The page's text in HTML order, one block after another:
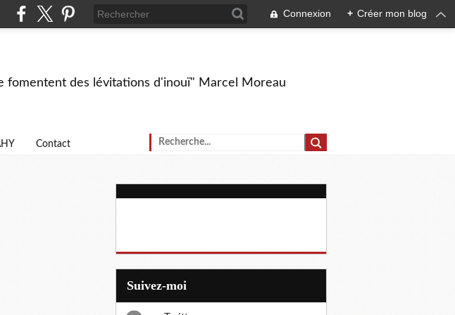
Connexion + Créer mon blog
fomentent des lévitations d'inouï" Marcel Moreau
Contact
Suivez-moi